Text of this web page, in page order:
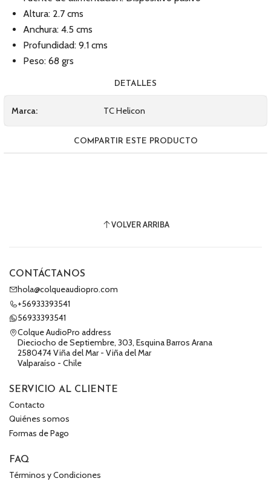
Altura: 2.7 cms
Anchura: 4.5 cms
Profundidad: 9.1 cms
Peso: 68 grs
DETALLES
Marca: TC Helicon
COMPARTIR ESTE PRODUCTO
VOLVER ARRIBA
CONTÁCTANOS
hola@colqueaudiopro.com
+56933393541
56933393541
Colque AudioPro address
Dieciocho de Septiembre, 303, Esquina Barros Arana
2580474 Viña del Mar - Viña del Mar
Valparaíso - Chile
SERVICIO AL CLIENTE
Contacto
Quiénes somos
Formas de Pago
FAQ
Términos y Condiciones